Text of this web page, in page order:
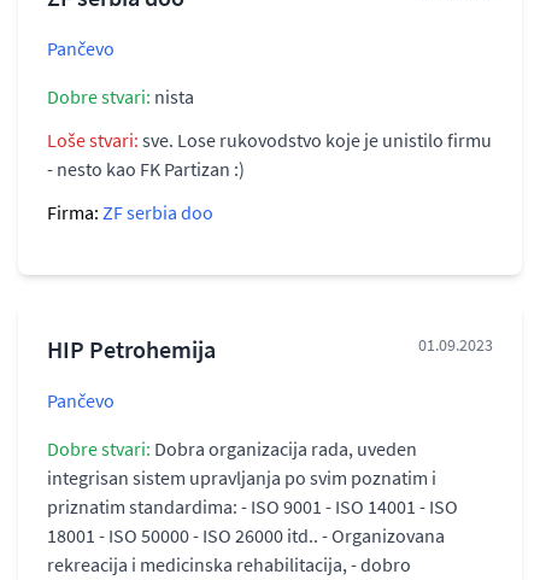
Pančevo
Dobre stvari: nista
Loše stvari: sve. Lose rukovodstvo koje je unistilo firmu
- nesto kao FK Partizan :)
Firma: ZF serbia doo
HIP Petrohemija 01.09.2023
Pančevo
Dobre stvari: Dobra organizacija rada, uveden
integrisan sistem upravljanja po svim poznatim i
priznatim standardima: - ISO 9001 - ISO 14001 - ISO
18001 - ISO 50000 - ISO 26000 itd.. - Organizovana
rekreacija i medicinska rehabilitacija, - dobro